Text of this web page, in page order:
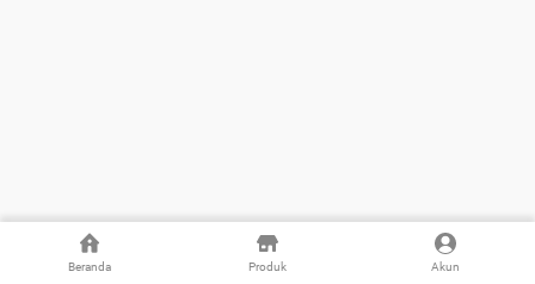
Beranda Produk Akun